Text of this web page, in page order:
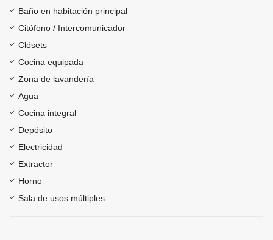
Baño en habitación principal
Citófono / Intercomunicador
Clósets
Cocina equipada
Zona de lavandería
Agua
Cocina integral
Depósito
Electricidad
Extractor
Horno
Sala de usos múltiples